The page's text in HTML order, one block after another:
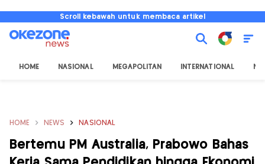
Scroll kebawah untuk membaca artikel
HOME NASIONAL MEGAPOLITAN INTERNATIONAL
HOME NEWS NASIONAL
Bertemu PM Australia, Prabowo Bahas